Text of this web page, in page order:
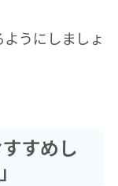
うにしましょ
すめし